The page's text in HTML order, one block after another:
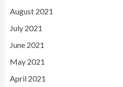
August 2021
July 2021
June 2021
May 2021
April 2021